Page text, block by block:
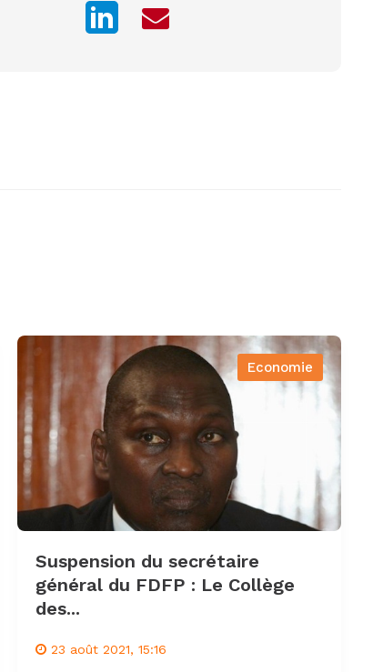
Economie
Suspension du secrétaire
général du FDFP : Le Collège
des...
23 août 2021, 15:16